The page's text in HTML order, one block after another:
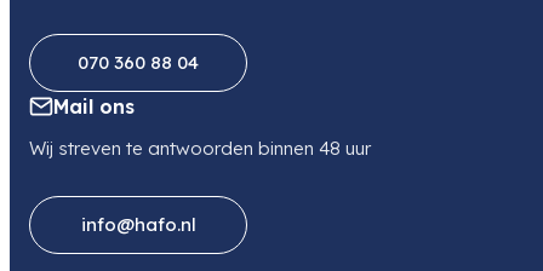
070 360 88 04
Mail ons
Wij streven te antwoorden binnen 48 uur
info@hafo.nl